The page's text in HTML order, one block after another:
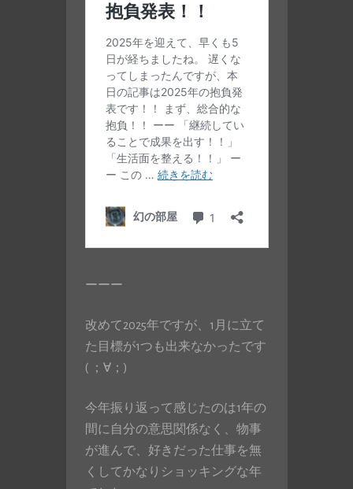
ーーー
改めて2025年ですが、1月に立て
た目標が1つも出来なかったです
( ；∀；)
今年振り返って感じたのは1年の
間に自分の意思関係なく、物事
が進んで、好きだった仕事を無
くしてかなりショッキングな年